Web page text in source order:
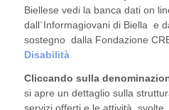
Biellese vedi la banca dati on
dall`Informagiovani di Biella e
sostegno dalla Fondazione
Disabilità
Cliccando sulla
si apre un dettaglio sulla